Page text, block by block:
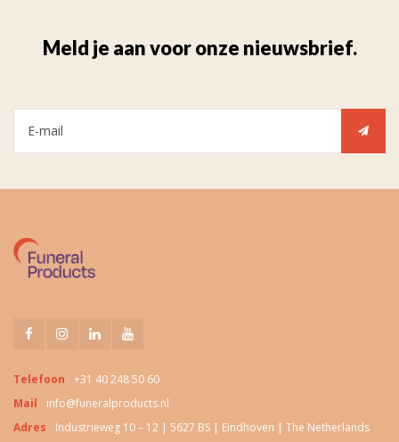
Meld je aan voor onze nieuwsbrief.
Telefoon
+31 40 248 50 60
Mail
info@funeralproducts.nl
Adres
Industrieweg 10 – 12 | 5627 BS | Eindhoven | The Netherlands